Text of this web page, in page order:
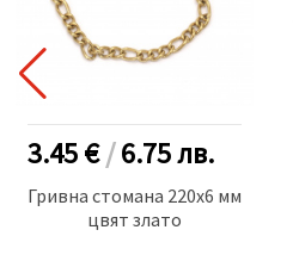
3.45 €/6.75лв.
Гривна стомана 220x6 мм
цвят злато